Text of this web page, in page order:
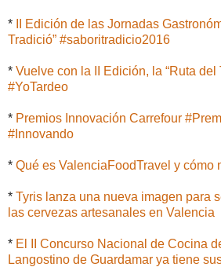
*
II Edición de las Jornadas
Tradició” #saboritradicio2016
* Vuelve con la II Edición, la “Ruta del
#YoTardeo
* Premios Innovación Carrefour
#Innovando
* Qué es ValenciaFoodTravel y cómo
* Tyris lanza una nueva imagen para
las cervezas artesanales en Valencia
* El II Concurso Nacional de Cocina
Langostino de Guardamar ya tiene